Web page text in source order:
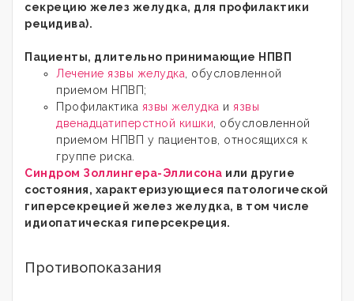
секрецию желез желудка, для профилактики
рецидива).
Пациенты, длительно принимающие НПВП
Лечение язвы желудка, обусловленной
приемом НПВП;
Профилактика язвы желудка и язвы
двенадцатиперстной кишки, обусловленной
приемом НПВП у пациентов, относящихся к
группе риска.
Синдром Золлингера-Эллисона или другие
состояния, характеризующиеся патологической
гиперсекрецией желез желудка, в том числе
идиопатическая гиперсекреция.
Противопоказания